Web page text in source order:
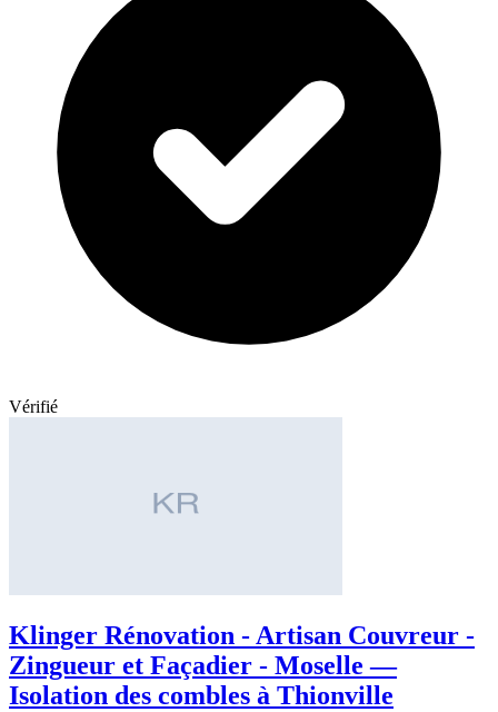
Vérifié
Klinger Rénovation - Artisan Couvreur -
Zingueur et Façadier - Moselle —
Isolation des combles à Thionville